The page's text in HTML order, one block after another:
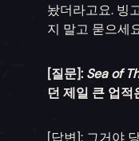
놨더라고요. 빙
지 말고 묻으세
[질문]: Sea of
던 제일 큰 업
[답변]: 그거야